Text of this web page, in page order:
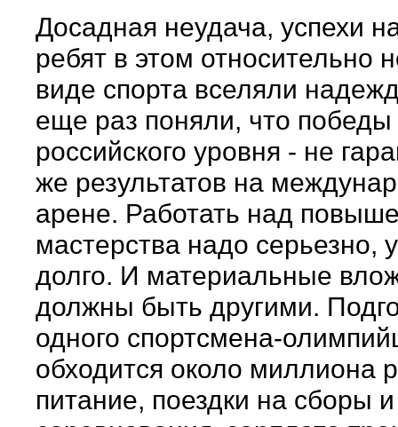
Досадная неудача, успехи
ребят в этом относительно
виде спорта вселяли
еще раз поняли, что победы
российского уровня - не
же результатов на
арене. Работать над
мастерства надо серьезно,
долго. И материальные
должны быть другими.
одного спортсмена-
обходится около миллиона
питание, поездки на сборы и